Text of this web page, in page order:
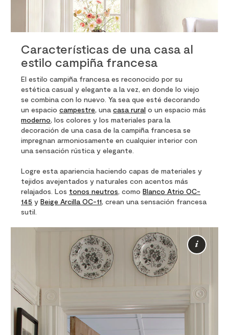
Características de una casa al
estilo campiña francesa
El estilo campiña francesa es reconocido por su
estética casual y elegante a la vez, en donde lo viejo
se combina con lo nuevo. Ya sea que esté decorando
un espaciocampestre, unacasa rural o un espacio más
moderno, los colores y los materiales para la
decoración de una casa de la campiña francesa se
impregnan armoniosamente en cualquier interior con
una sensación rústica y elegante.
Logre esta apariencia haciendo capas de materiales y
tejidos avejentados y naturales con acentos más
relajados. Los tonos neutros, comoBlanco Atrio OC-
145 yBeige Arcilla OC-11, crean una sensación francesa
sutil.
Más